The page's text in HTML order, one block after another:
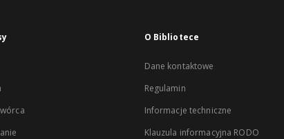
O Bibliotece
Dane kontaktowe
Regulamin
Informacje techniczne
Klauzula informacyjna RODO